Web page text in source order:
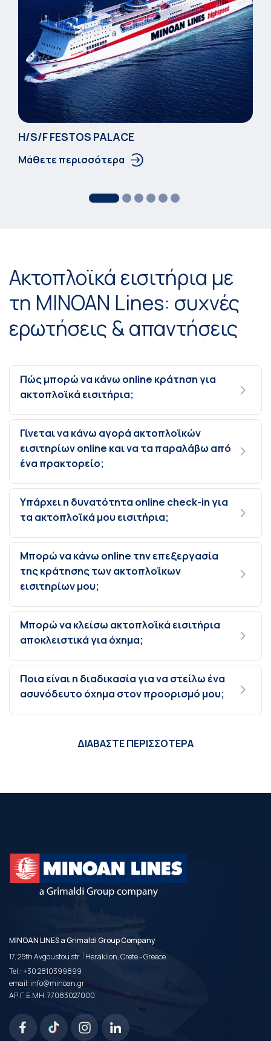
Η/S/F FESTOS PALACΕ
Μάθετε περισσότερα
Ακτοπλοϊκά εισιτήρια με
τη MINOAN Lines: συχνές
ερωτήσεις & απαντήσεις
Πώς μπορώ να κάνω online κράτηση για
ακτοπλοϊκά εισιτήρια;
Γίνεται να κάνω αγορά ακτοπλοϊκών
εισιτηρίων online και να τα παραλάβω από
ένα πρακτορείο;
Υπάρχει η δυνατότητα online check-in για
τα ακτοπλοϊκά μου εισιτήρια;
Μπορώ να κάνω online την επεξεργασία
της κράτησης των ακτοπλοϊκων
εισιτηρίων μου;
Μπορώ να κλείσω ακτοπλοϊκά εισιτήρια
αποκλειστικά για όχημα;
Ποια είναι η διαδικασία για να στείλω ένα
ασυνόδευτο όχημα στον προορισμό μου;
ΔΙΑΒΑΣΤΕ ΠΕΡΙΣΣΟΤΕΡΑ
MINOAN LINES a Grimaldi Group Company
17, 25th Avgoustou str. | Heraklion, Crete - Greece
Tel.:+30 2810399899
email:info@minoan.gr
ΑΡ.Γ.Ε.ΜΗ. 77083027000